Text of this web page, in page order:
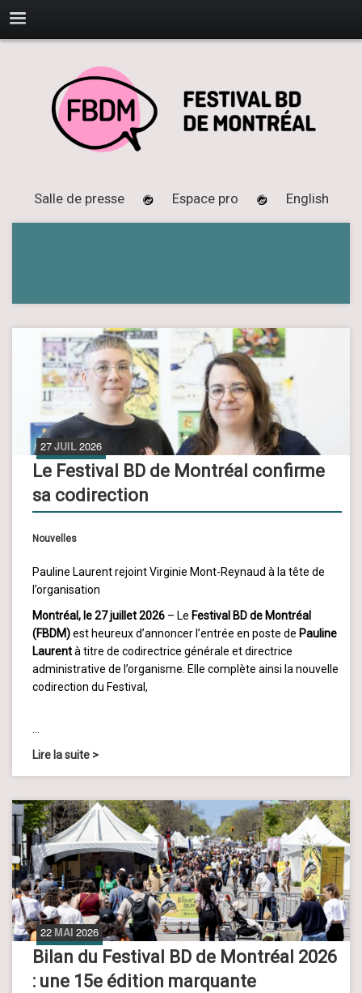
Salle de presse Espace pro English
27JUIL2026
Le Festival BD de Montréal confirme
sa codirection
Nouvelles
Pauline Laurent rejoint Virginie Mont-Reynaud à la tête de
l’organisation
Montréal, le 27 juillet 2026 – Le Festival BD de Montréal
(FBDM)est heureux d’annoncer l’entrée en poste de Pauline
Laurentà titre de codirectrice générale et directrice
administrative de l’organisme. Elle complète ainsi la nouvelle
codirection du Festival,
Lire la suite >
22 MAI 2026
Bilan du Festival BD de Montréal 2026
: une 15e édition marquante